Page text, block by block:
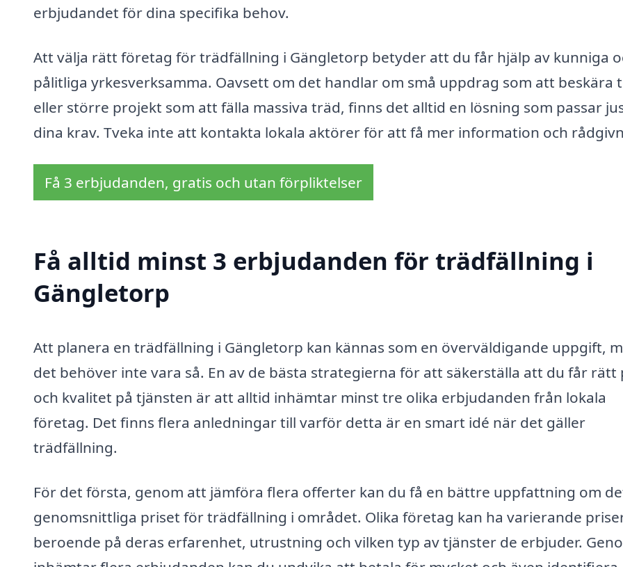
erbjudandet för dina specifika behov.
Att välja rätt företag för trädfällning i Gängletorp betyder att du får hjälp av kunniga
pålitliga yrkesverksamma. Oavsett om det handlar om små uppdrag som att beskära
eller större projekt som att fälla massiva träd, finns det alltid en lösning som passar
dina krav. Tveka inte att kontakta lokala aktörer för att få mer information och
Få 3 erbjudanden, gratis och utan förpliktelser
Få alltid minst 3 erbjudanden för trädfällning i
Gängletorp
Att planera en trädfällning i Gängletorp kan kännas som en överväldigande uppgift,
det behöver inte vara så. En av de bästa strategierna för att säkerställa att du får rätt
och kvalitet på tjänsten är att alltid inhämtar minst tre olika erbjudanden från lokala
företag. Det finns flera anledningar till varför detta är en smart idé när det gäller
trädfällning.
För det första, genom att jämföra flera offerter kan du få en bättre uppfattning om
genomsnittliga priset för trädfällning i området. Olika företag kan ha varierande
beroende på deras erfarenhet, utrustning och vilken typ av tjänster de erbjuder.